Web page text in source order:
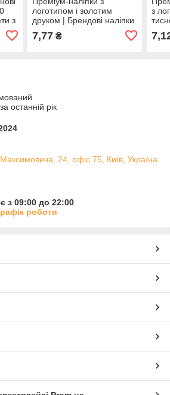
з
логотипом і золотим
друком | Брендові наліпки
на плівці 66×66 мм 100 шт.
7,77₴
з
останній рік
24, офіс 75, Київ, Україна
з 09:00 до 22:00
роботи